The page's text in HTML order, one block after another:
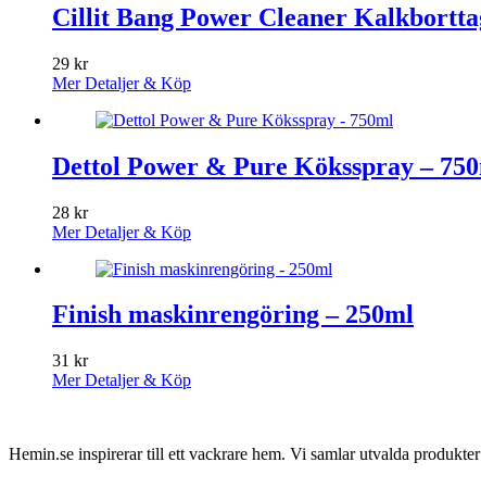
Cillit Bang Power Cleaner
29 kr
Mer Detaljer & Köp
Dettol Power & Pure Köksspray –
28 kr
Mer Detaljer & Köp
Finish maskinrengöring – 250ml
31 kr
Mer Detaljer & Köp
Hemin.se inspirerar till ett vackrare hem. Vi samlar utvalda